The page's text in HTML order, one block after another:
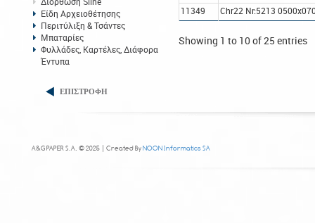
Είδη Αρχειοθέτησης
Περιτύλιξη & Τσάντες
Μπαταρίες
Φυλλάδες, Καρτέλες, Διάφορα
Έντυπα
11349
Chr22 Nr:5213
Showing 1 to 10 of 25 entries
ΕΠΙΣΤΡΟΦΗ
A&G PAPER S.A. © 2025 | Created ByNOON Informatics SA